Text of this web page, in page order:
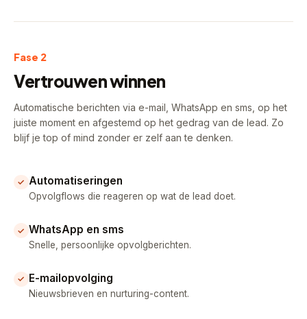
Fase 2
Vertrouwen winnen
Automatische berichten via e-mail, WhatsApp en sms, op het
juiste moment en afgestemd op het gedrag van de lead. Zo
blijf je top of mind zonder er zelf aan te denken.
✓ Automatiseringen
Opvolgflows die reageren op wat de lead doet.
✓ WhatsApp en sms
Snelle, persoonlijke opvolgberichten.
✓ E-mailopvolging
Nieuwsbrieven en nurturing-content.